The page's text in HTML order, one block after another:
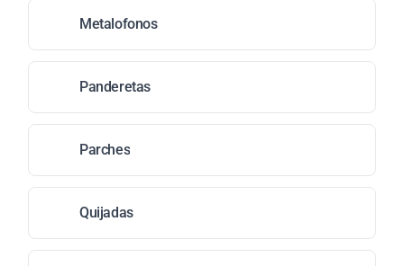
Metalofonos
Panderetas
Parches
Quijadas